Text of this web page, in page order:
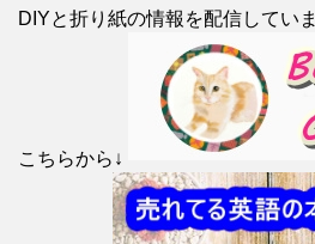
DIYと折り紙の情報を配信してい
こちらから↓